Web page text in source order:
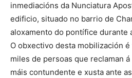
inmediacións da Nunciatura
edificio, situado no barrio de
aloxamento do pontífice durante
O obxectivo desta mobilización
miles de persoas que reclaman
máis contundente e xusta ante